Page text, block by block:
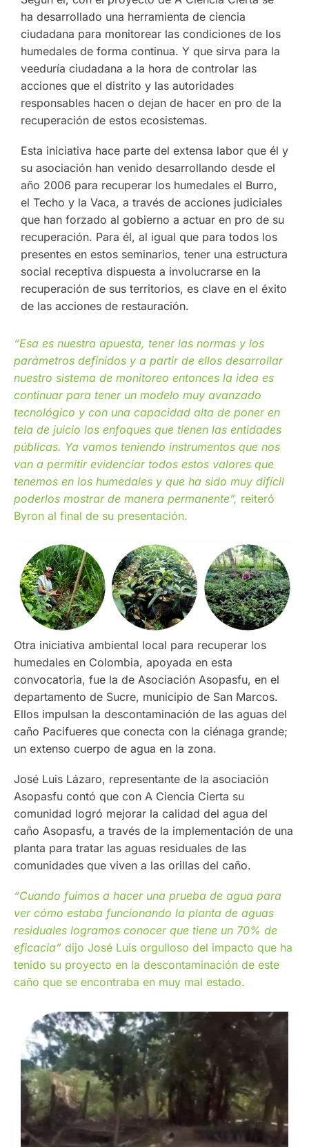
ha desarrollado una herramienta de ciencia
ciudadana para monitorear las condiciones de los
humedales de forma continua. Y que sirva para la
veeduría ciudadana a la hora de controlar las
acciones que el distrito y las autoridades
responsables hacen o dejan de hacer en pro de la
recuperación de estos ecosistemas.
Esta iniciativa hace parte del extensa labor que él y
su asociación han venido desarrollando desde el
año 2006 para recuperar los humedales el Burro,
el Techo y la Vaca, a través de acciones judiciales
que han forzado al gobierno a actuar en pro de su
recuperación. Para él, al igual que para todos los
presentes en estos seminarios, tener una estructura
social receptiva dispuesta a involucrarse en la
recuperación de sus territorios, es clave en el éxito
de las acciones de restauración.
“Esa es nuestra apuesta, tener las normas y los
parámetros definidos y a partir de ellos desarrollar
nuestro sistema de monitoreo entonces la idea es
continuar para tener un modelo muy avanzado
tecnológico y con una capacidad alta de poner en
tela de juicio los enfoques que tienen las entidades
públicas. Ya vamos teniendo instrumentos que nos
van a permitir evidenciar todos estos valores que
tenemos en los humedales y que ha sido muy difícil
poderlos mostrar de manera permanente”, reiteró
Byron al final de su presentación.
Otra iniciativa ambiental local para recuperar los
humedales en Colombia, apoyada en esta
convocatoria, fue la de Asociación Asopasfu, en el
departamento de Sucre, municipio de San Marcos.
Ellos impulsan la descontaminación de las aguas del
caño Pacifueres que conecta con la ciénaga grande;
un extenso cuerpo de agua en la zona.
José Luis Lázaro, representante de la asociación
Asopasfu contó que con A Ciencia Cierta su
comunidad logró mejorar la calidad del agua del
caño Asopasfu, a través de la implementación de una
planta para tratar las aguas residuales de las
comunidades que viven a las orillas del caño.
“Cuando fuimos a hacer una prueba de agua para
ver cómo estaba funcionando la planta de aguas
residuales logramos conocer que tiene un 70% de
eficacia” dijo José Luis orgulloso del impacto que ha
tenido su proyecto en la descontaminación de este
caño que se encontraba en muy mal estado.